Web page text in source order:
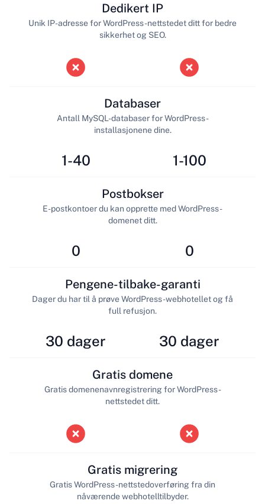
Dedikert IP
Unik IP-adresse for WordPress-nettstedet ditt for bedre
sikkerhet og SEO.
1-40
Databaser
Antall MySQL-databaser for WordPress-
installasjonene dine.
1-100
0
Postbokser
E-postkontoer du kan opprette med WordPress-
domenet ditt.
0
30 dager
Pengene-tilbake-garanti
Dager du har til å prøve WordPress-webhotellet og få
full refusjon.
30 dager
Gratis domene
Gratis domenenavnregistrering for WordPress-
nettstedet ditt.
Gratis migrering
Gratis WordPress-nettstedoverføring fra din
nåværende webhotelltilbyder.